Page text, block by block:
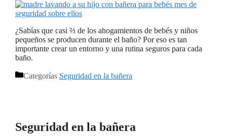
¿Sabías que casi ⅔ de los ahogamientos de bebés y niños
pequeños se producen durante el baño? Por eso es tan
importante crear un entorno y una rutina seguros para cada
baño.
Categorías Seguridad en la bañera
Seguridad en la bañera